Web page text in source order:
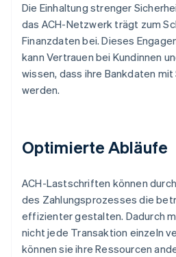
Die Einhaltung strenger
das ACH-Netzwerk trägt zum
Finanzdaten bei. Dieses
kann Vertrauen bei Kundinnen
wissen, dass ihre Bankdaten
werden.
Optimierte Abläufe
ACH-Lastschriften können
des Zahlungsprozesses die
effizienter gestalten. Dadurch
nicht jede Transaktion einzeln
können sie ihre Ressourcen